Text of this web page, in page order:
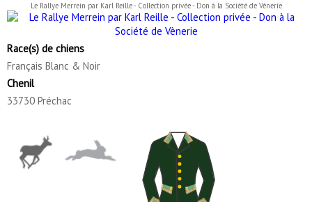
Le Rallye Merrein par Karl Reille - Collection privée - Don à la Société de Vènerie
Race(s) de chiens
Français Blanc & Noir
Chenil
33730 Préchac